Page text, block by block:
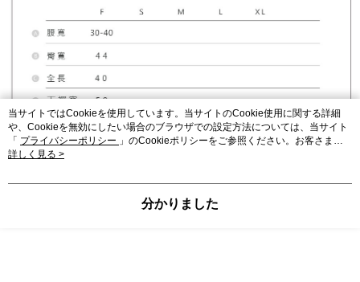
当サイトではCookieを使用しています。当サイトのCookie使用に関する詳細
や、Cookieを無効にしたい場合のブラウザでの設定方法については、当サイト
「 プライバシーポリシー 」のCookieポリシーをご参照ください。お客さま
が、当サイトを引き続き使用される場合、当社がサイト利用規約のCookieポリ
詳しく見る >
分かりました